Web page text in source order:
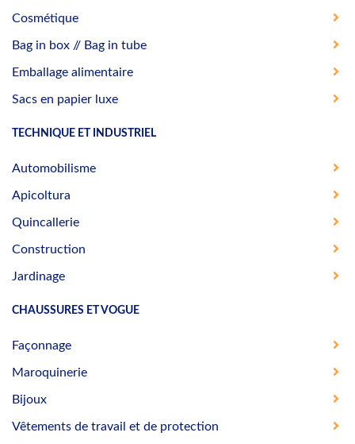
Cosmétique
Bag in box // Bag in tube
Emballage alimentaire
Sacs en papier luxe
TECHNIQUE ET INDUSTRIEL
Automobilisme
Apicoltura
Quincallerie
Construction
Jardinage
CHAUSSURES ET VOGUE
Façonnage
Maroquinerie
Bijoux
Vêtements de travail et de protection